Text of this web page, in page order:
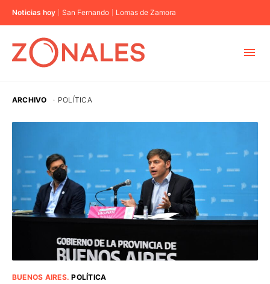
Noticias hoy San Fernando Lomas de Zamora
CABA
BUENOS AIRES
PROVINCIAS
ELECCIONES 2023
ARCHIVO · POLÍTICA
BUENOS AIRES.POLÍTICA